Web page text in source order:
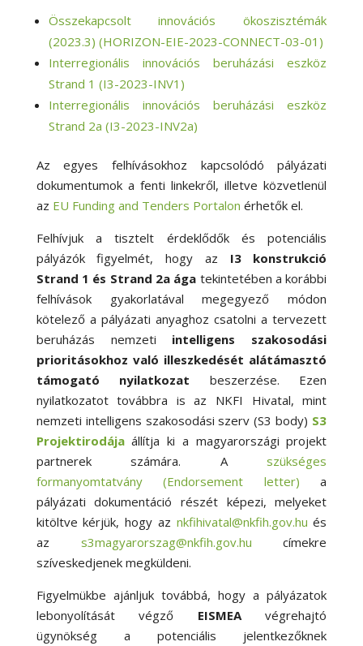
Összekapcsolt innovációs ökoszisztémák
(2023.3) (HORIZON-EIE-2023-CONNECT-03-01)
Interregionális innovációs beruházási eszköz
Strand 1 (I3-2023-INV1)
Interregionális innovációs beruházási eszköz
Strand 2a (I3-2023-INV2a)
Az egyes felhívásokhoz kapcsolódó pályázati
dokumentumok a fenti linkekről, illetve közvetlenül
az EU Funding and Tenders Portalon érhetők el.
Felhívjuk a tisztelt érdeklődők és potenciális
pályázók figyelmét, hogy az
I3 konstrukció
Strand 1 és Strand 2a ága tekintetében a korábbi
felhívások gyakorlatával megegyező módon
kötelező a pályázati anyaghoz csatolni a tervezett
beruházás nemzeti
intelligens szakosodási
prioritásokhoz való illeszkedését alátámasztó
támogató nyilatkozat
beszerzése. Ezen
nyilatkozatot továbbra is az NKFI Hivatal, mint
nemzeti intelligens szakosodási szerv (S3 body) S3
Projektirodája állítja ki a magyarországi projekt
partnerek számára. A
szükséges
formanyomtatvány (Endorsement letter)
a
pályázati dokumentáció részét képezi, melyeket
kitöltve kérjük, hogy az nkfihivatal@nkfih.gov.hu és
az
s3magyarorszag@nkfih.gov.hu
címekre
szíveskedjenek megküldeni.
Figyelmükbe ajánljuk továbbá, hogy a pályázatok
lebonyolítását végző
EISMEA
végrehajtó
ügynökség a potenciális jelentkezőknek